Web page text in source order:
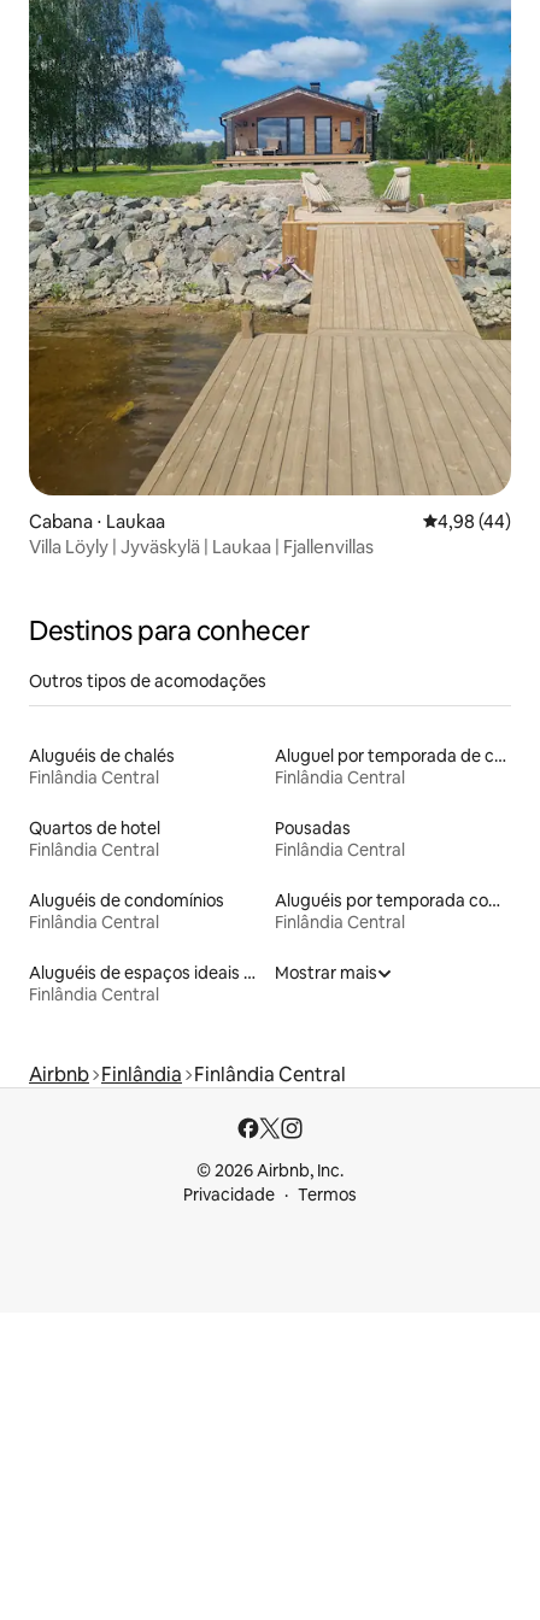
Cabana ⋅ Laukaa 4,98 de uma
4,98 (44)
Villa Löyly | Jyväskylä | Laukaa | Fjallenvillas
Destinos para conhecer
Outros tipos de acomodações
Aluguéis de chalés
Finlândia Central
Aluguel por temporada de casas de hóspedes
Finlândia Central
Quartos de hotel
Finlândia Central
Pousadas
Finlândia Central
Aluguéis de condomínios
Finlândia Central
Aluguéis por temporada com acesso ao lago
Finlândia Central
Aluguéis de espaços ideais para famílias
Finlândia Central
Mostrar mais
Airbnb Finlândia Finlândia Central
© 2026 Airbnb, Inc.
Privacidade
Termos